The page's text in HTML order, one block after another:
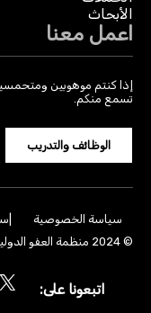
الأبحاث
اعمل معنا
إذا كنتم موهوبين
تسمع منكم.
الوظائف والتدريب
سياسة الخصوصية
© 2024 منظمة العفو الدولية
اتبعونا على: X